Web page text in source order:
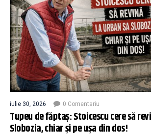
iulie 30, 2026 0 Comentariu
Tupeu de făptaș: Stoicescu cere să
Slobozia, chiar și pe ușa din dos!